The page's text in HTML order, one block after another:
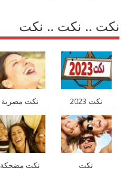
نكت .. نكت .. نكت
نكت 2023 نكت مصرية
نكت نكت مضحكة